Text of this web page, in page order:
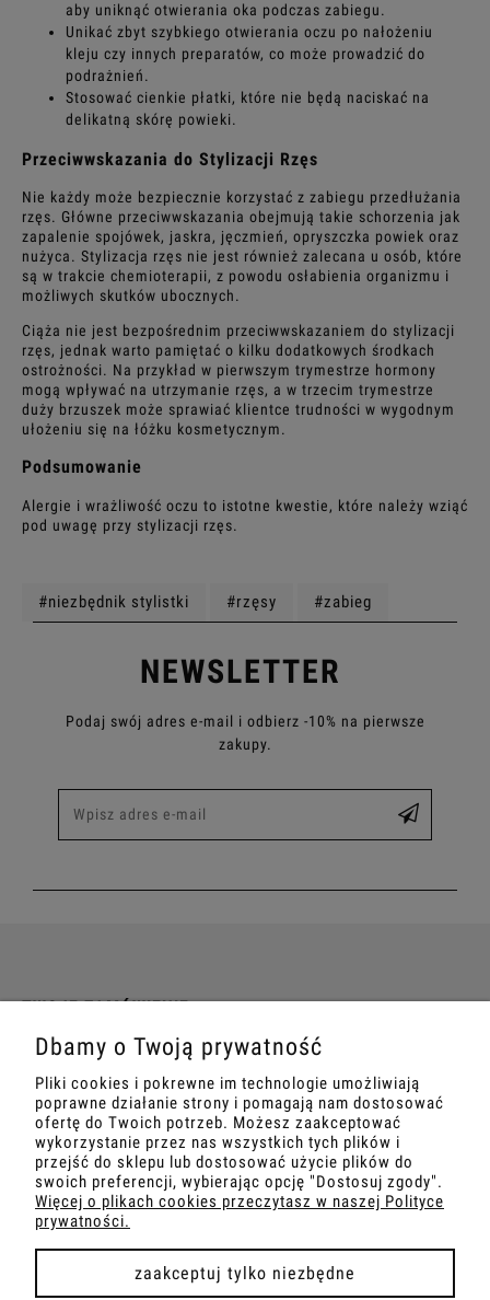
aby uniknąć otwierania oka podczas zabiegu.
Unikać zbyt szybkiego otwierania oczu po nałożeniu
kleju czy innych preparatów, co może prowadzić do
podrażnień.
Stosować cienkie płatki, które nie będą naciskać na
delikatną skórę powieki.
Przeciwwskazania do Stylizacji Rzęs
Nie każdy może bezpiecznie korzystać z zabiegu przedłużania
rzęs. Główne przeciwwskazania obejmują takie schorzenia jak
zapalenie spojówek, jaskra, jęczmień, opryszczka powiek oraz
nużyca. Stylizacja rzęs nie jest również zalecana u osób, które
są w trakcie chemioterapii, z powodu osłabienia organizmu i
możliwych skutków ubocznych.
Ciąża nie jest bezpośrednim przeciwwskazaniem do stylizacji
rzęs, jednak warto pamiętać o kilku dodatkowych środkach
ostrożności. Na przykład w pierwszym trymestrze hormony
mogą wpływać na utrzymanie rzęs, a w trzecim trymestrze
duży brzuszek może sprawiać klientce trudności w wygodnym
ułożeniu się na łóżku kosmetycznym.
Podsumowanie
Alergie i wrażliwość oczu to istotne kwestie, które należy wziąć
pod uwagę przy stylizacji rzęs.
#niezbędnik stylistki #rzęsy #zabieg
NEWSLETTER
Podaj swój adres e-mail i odbierz -10% na pierwsze
zakupy.
TWOJE ZAMÓWIENIE
INFORMACJE
MARKETING
SZKOLENIA
pokaż pełną wersję strony
Dbamy o Twoją prywatność
Pliki cookies i pokrewne im technologie umożliwiają
poprawne działanie strony i pomagają nam dostosować
ofertę do Twoich potrzeb. Możesz zaakceptować
wykorzystanie przez nas wszystkich tych plików i
przejść do sklepu lub dostosować użycie plików do
swoich preferencji, wybierając opcję "Dostosuj zgody".
Więcej o plikach cookies przeczytasz w naszej Polityce
prywatności.
zaakceptuj tylko niezbędne